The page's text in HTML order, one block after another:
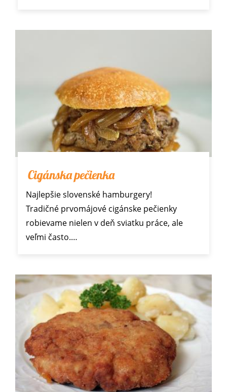
Cigánska pečienka
Najlepšie slovenské hamburgery!
Tradičné prvomájové cigánske pečienky
robievame nielen v deň sviatku práce, ale
veľmi často.…